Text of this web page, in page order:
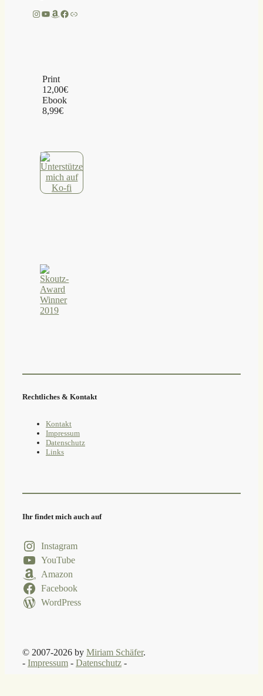
Instagram
YouTube
Amazon
Facebook
Link
Print
12,00€
Ebook
8,99€
Rechtliches & Kontakt
Kontakt
Impressum
Datenschutz
Links
Ihr findet mich auch auf
Instagram
YouTube
Amazon
Facebook
WordPress
© 2007-2026 by Miriam Schäfer.
- Impressum - Datenschutz -